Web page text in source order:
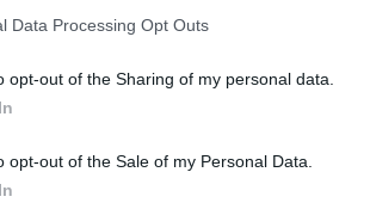
Data Processing Opt Outs
opt-out of the Sharing of my personal data.
opt-out of the Sale of my Personal Data.
«απειλητικές».
μπορεί να αντιμετωπίσει
αναφέρεται
κυβέρνηση εξέδωσε
την παρέμβαση των ναυτικών